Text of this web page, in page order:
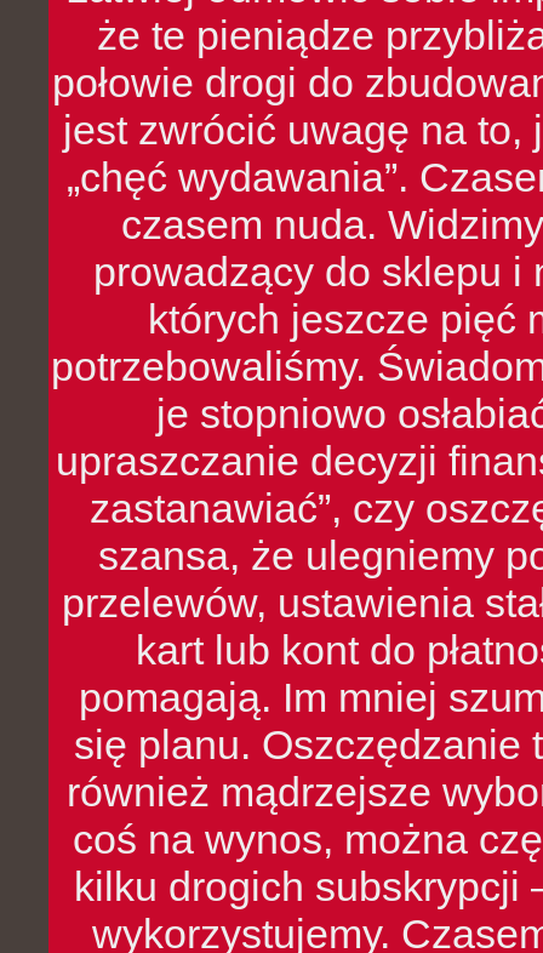
że te pieniądze
połowie drogi do
jest zwrócić uwagę na to,
„chęć wydawania”.
czasem nuda.
prowadzący do sklepu i
których jeszcze pięć
potrzebowaliśmy.
je stopniowo
upraszczanie decyzji
zastanawiać”, czy
szansa, że ulegniemy
przelewów, ustawienia
kart lub kont do
pomagają. Im mniej
się planu. Oszczędzanie
również mądrzejsze
coś na wynos, można
kilku drogich subskrypcji
wykorzystujemy.